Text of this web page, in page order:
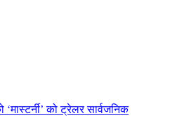
को ट्रेलर सार्वजनिक